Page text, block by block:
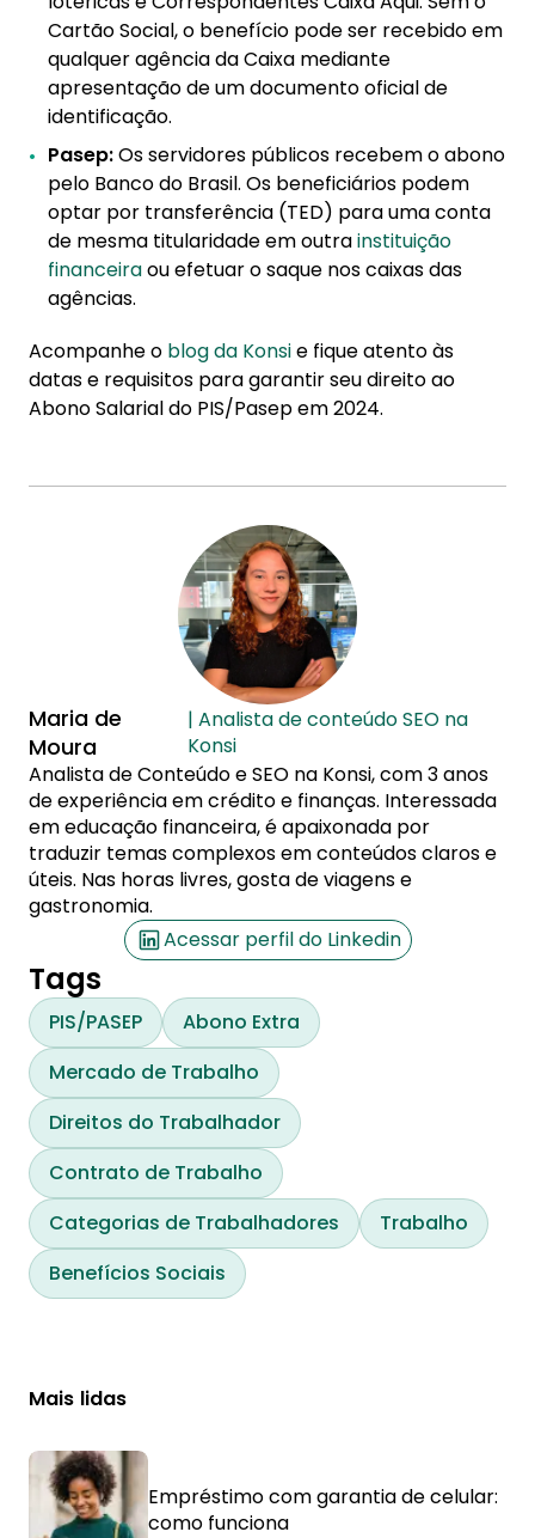
Cartão Social, o benefício pode ser recebido em
qualquer agência da Caixa mediante
apresentação de um documento oficial de
identificação.
Pasep:Os servidores públicos recebem o abono
pelo Banco do Brasil. Os beneficiários podem
optar por transferência (TED) para uma conta
de mesma titularidade em outrainstituição
financeiraou efetuar o saque nos caixas das
agências.
Acompanhe o blog da Konsie fique atento às
datas e requisitos para garantir seu direito ao
Abono Salarial do PIS/Pasep em 2024.
Maria de
Moura
| Analista de conteúdo SEO na
Konsi
Analista de Conteúdo e SEO na Konsi, com 3 anos
de experiência em crédito e finanças. Interessada
em educação financeira, é apaixonada por
traduzir temas complexos em conteúdos claros e
úteis. Nas horas livres, gosta de viagens e
gastronomia.
Acessar perfil do Linkedin
Tags
PIS/PASEP
Abono Extra
Mercado de Trabalho
Direitos do Trabalhador
Contrato de Trabalho
Categorias de Trabalhadores
Trabalho
Benefícios Sociais
Mais lidas
Empréstimo com garantia de celular:
como funciona